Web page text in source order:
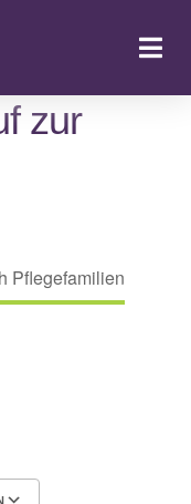
zur